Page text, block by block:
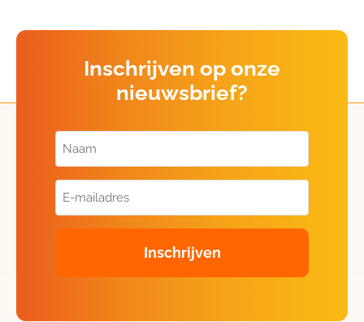
Inschrijven op onze
nieuwsbrief?
Naam
(Vereist)
E-
mailadres